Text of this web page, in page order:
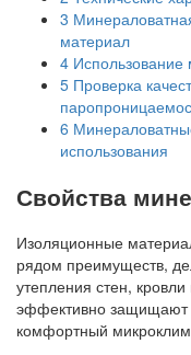
3
материал
4
5 Проверка
6
использования
Свойства
Изоляционные
рядом преимуществ,
утепления стен,
эффективно защищают
комфортный